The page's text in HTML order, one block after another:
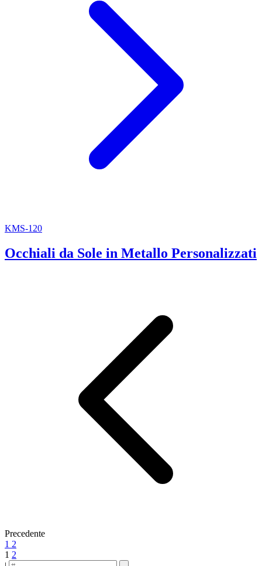
KMS-120
Occhiali da Sole in Metallo Personalizzati
Precedente
1 2
1 2